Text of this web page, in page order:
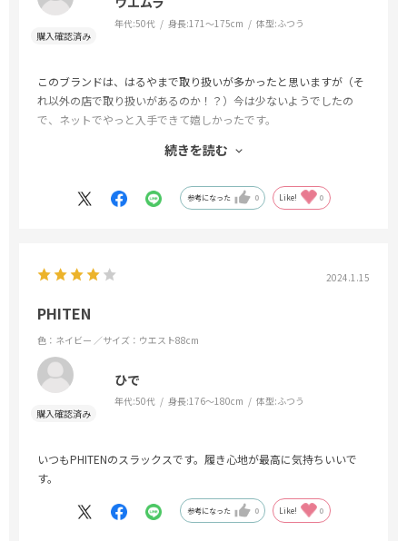
年代:50代 身長:171～175cm 体型:ふつう
このブランドは、はるやまで取り扱いが多かったと思いますが（そ
れ以外の店で取り扱いがあるのか！？）今は少ないようでしたの
で、ネットでやっと入手できて嬉しかったです。
マンですが、コロナ禍で極端にスーツ、スラックスを購入する事も
なくなり、今回久しぶりにスラックスを購入。継続して販売しても
続きを読む
参考になった 0 Like! 0
2024.1.15
PHITEN
色：ネイビー ／サイズ：ウエスト88cm
ひで
年代:50代 身長:176～180cm 体型:ふつう
いつもPHITENのスラックスです。履き心地が最高に気持ちいいで
す。
参考になった 0 Like! 0